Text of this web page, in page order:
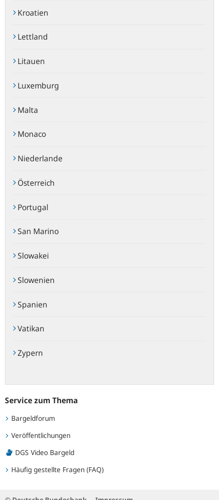
Service zum Thema
Bargeldforum
Veröffentlichungen
DGS Video Bargeld
Häufig gestellte Fragen (FAQ)
Kroatien
Lettland
Litauen
Luxemburg
Malta
Monaco
Niederlande
Österreich
Portugal
San Marino
Slowakei
Slowenien
Spanien
Vatikan
Zypern